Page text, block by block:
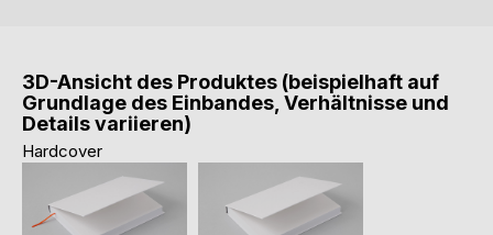
3D-Ansicht des Produktes (beispielhaft auf
Grundlage des Einbandes, Verhältnisse und
Details variieren)
Hardcover